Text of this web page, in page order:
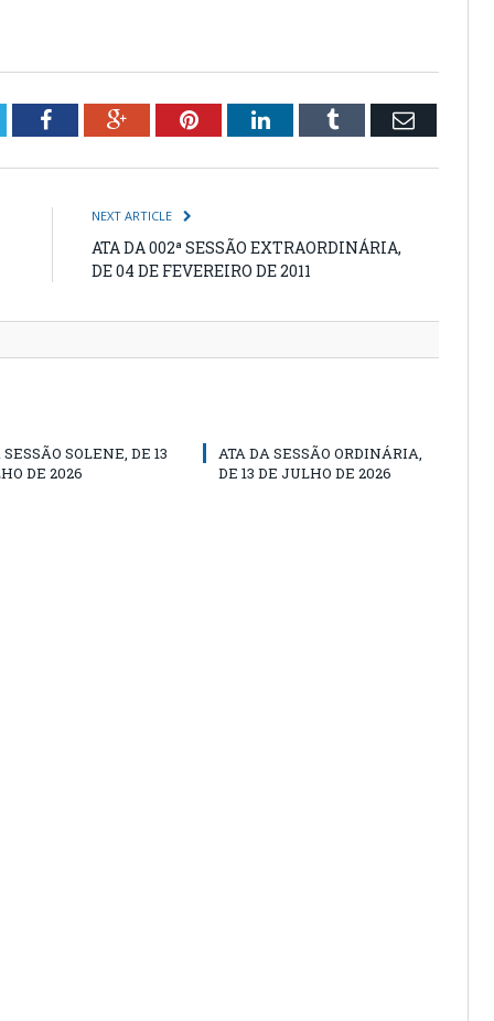
FacebookGoogle+PinterestLinkedInTumblr Email
NEXT ARTICLE
ATA DA 002ª SESSÃO EXTRAORDINÁRIA,
DE 04 DE FEVEREIRO DE 2011
SOLENE, DE 13
DE 2026
ATA DA SESSÃO ORDINÁRIA,
DE 13 DE JULHO DE 2026